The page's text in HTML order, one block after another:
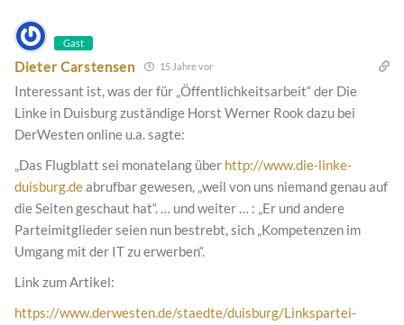
Gast
Dieter Carstensen 15 Jahre vor
Interessant ist, was der für „Öffentlichkeitsarbeit“ der Die
Linke in Duisburg zuständige Horst Werner Rook dazu bei
DerWesten online u.a. sagte:
„Das Flugblatt sei monatelang über http://www.die-linke-
duisburg.deabrufbar gewesen, „weil von uns niemand genau auf
die Seiten geschaut hat“. … und weiter … : „Er und andere
Parteimitglieder seien nun bestrebt, sich „Kompetenzen im
Umgang mit der IT zu erwerben“.
Link zum Artikel:
https://www.derwesten.de/staedte/duisburg/Linkspartei-